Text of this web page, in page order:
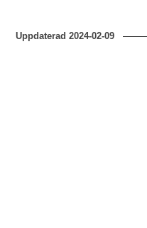
Uppdaterad2024-02-09